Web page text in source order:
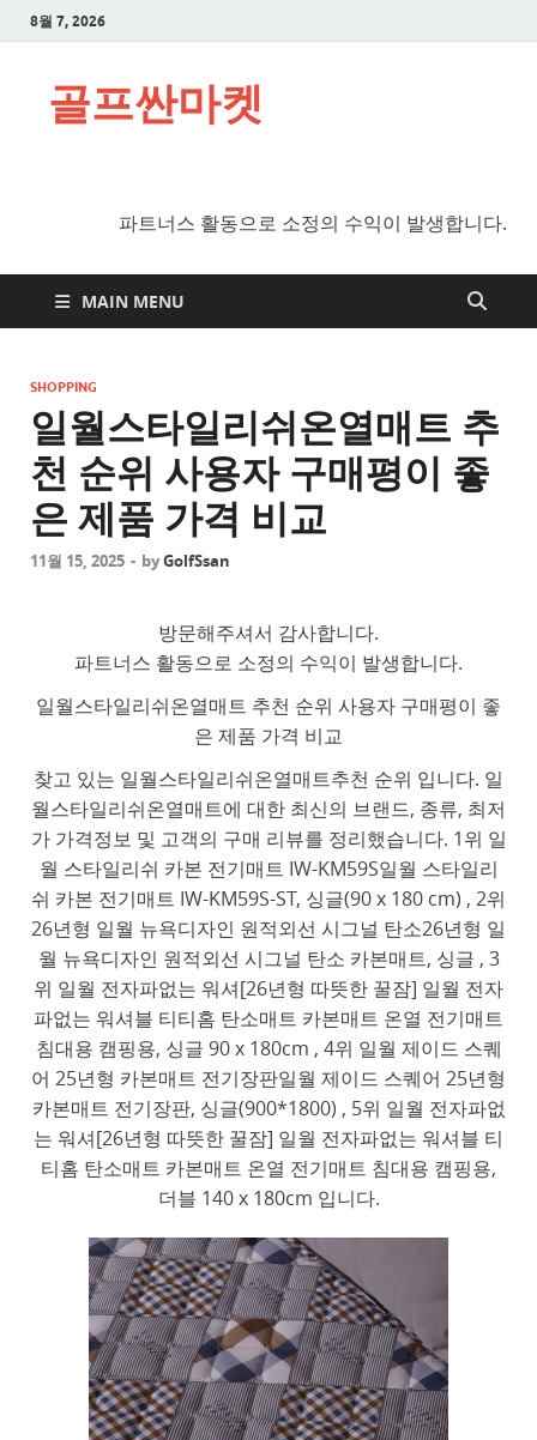
8월 7, 2026
골프싼마켓
파트너스 활동으로 소정의 수익이 발생합니다.
MAIN MENU
SHOPPING
일월스타일리쉬온열매트 추
천 순위 사용자 구매평이 좋
은 제품 가격 비교
11월 15, 2025 - byGolfSsan
방문해주셔서 감사합니다.
파트너스 활동으로 소정의 수익이 발생합니다.
일월스타일리쉬온열매트 추천 순위 사용자 구매평이 좋
은 제품 가격 비교
찾고 있는 일월스타일리쉬온열매트추천 순위 입니다. 일
월스타일리쉬온열매트에 대한 최신의 브랜드, 종류, 최저
가 가격정보 및 고객의 구매 리뷰를 정리했습니다. 1위 일
월 스타일리쉬 카본 전기매트 IW-KM59S일월 스타일리
쉬 카본 전기매트 IW-KM59S-ST, 싱글(90 x 180 cm) , 2위
26년형 일월 뉴욕디자인 원적외선 시그널 탄소26년형 일
월 뉴욕디자인 원적외선 시그널 탄소 카본매트, 싱글 , 3
위 일월 전자파없는 워셔[26년형 따뜻한 꿀잠] 일월 전자
파없는 워셔블 티티홈 탄소매트 카본매트 온열 전기매트
침대용 캠핑용, 싱글 90 x 180cm , 4위 일월 제이드 스퀘
어 25년형 카본매트 전기장판일월 제이드 스퀘어 25년형
카본매트 전기장판, 싱글(900*1800) , 5위 일월 전자파없
는 워셔[26년형 따뜻한 꿀잠] 일월 전자파없는 워셔블 티
티홈 탄소매트 카본매트 온열 전기매트 침대용 캠핑용,
더블 140 x 180cm 입니다.